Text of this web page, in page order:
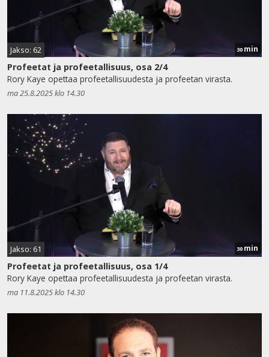
Jakso: 62 30 min
Profeetat ja profeetallisuus, osa 2/4
Rory Kaye opettaa profeetallisuudesta ja profeetan virasta.
ma 25.8.2025 klo 14.30
Jakso: 61 30 min
Profeetat ja profeetallisuus, osa 1/4
Rory Kaye opettaa profeetallisuudesta ja profeetan virasta.
ma 11.8.2025 klo 14.30